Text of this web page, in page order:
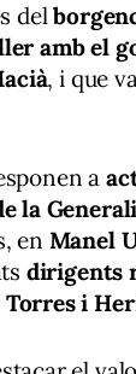
del
amb el
, i que
a
la
en Manel
dirigents
Torres i